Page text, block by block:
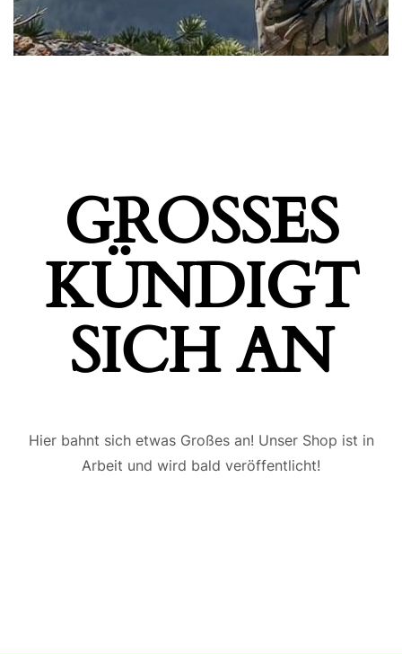
GROSSES K
ÜNDIGT S
ICH AN
Hier bahnt sich etwas Großes an! Unser Shop ist in
Arbeit und wird bald veröffentlicht!